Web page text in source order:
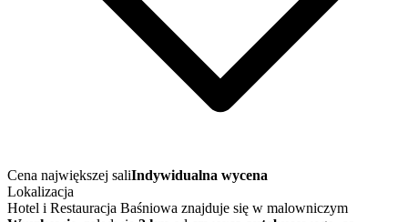
Cena największej saliIndywidualna wycena
Lokalizacja
Hotel i Restauracja Baśniowa znajduje się w malowniczym